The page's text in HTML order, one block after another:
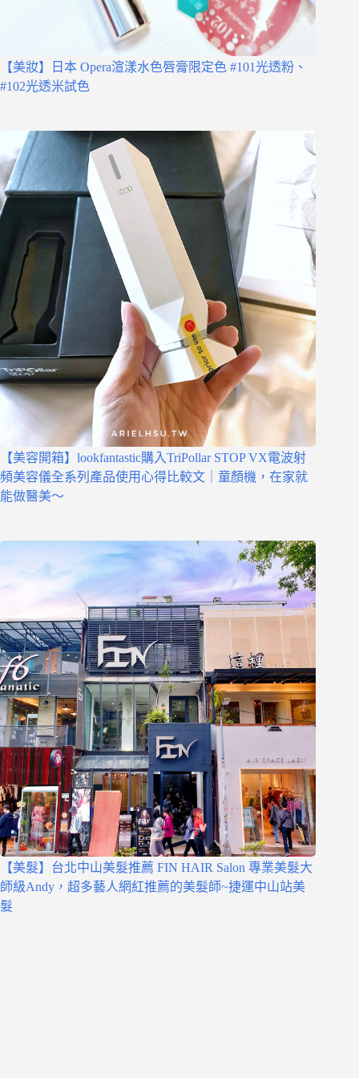
【美妝】日本 Opera渲漾水色唇膏限定色 #101光透粉、
#102光透米試色
【美容開箱】lookfantastic購入TriPollar STOP VX電波射
頻美容儀全系列產品使用心得比較文｜童顏機，在家就
能做醫美～
【美髮】台北中山美髮推薦 FIN HAIR Salon 專業美髮大
師級Andy，超多藝人網紅推薦的美髮師~捷運中山站美
髮